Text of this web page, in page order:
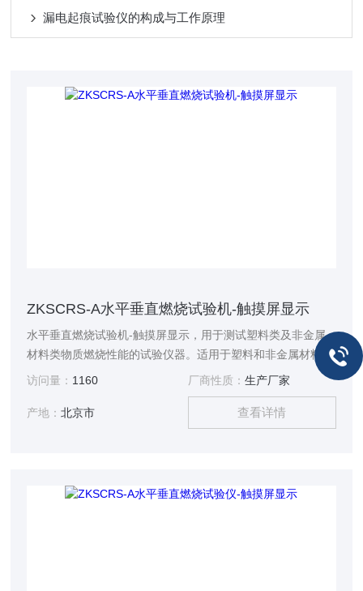
漏电起痕试验仪的构成与工作原理
ZKSCRS-A水平垂直燃烧试验机-触摸屏显示
水平垂直燃烧试验机-触摸屏显示，用于测试塑料类及非金属
材料类物质燃烧性能的试验仪器。适用于塑料和非金属材料试
样处于50W火焰条件下，水平或垂直方向燃烧性能的试验室测
访问量： 1160 厂商性质： 生产厂家
产地：北京市 查看详情